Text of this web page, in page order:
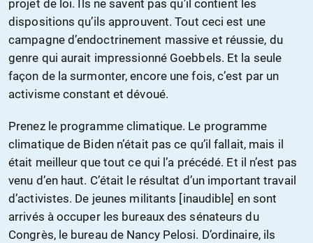
projet de loi. Ils ne savent pas qu’il contient les
dispositions qu’ils approuvent. Tout ceci est une
campagne d’endoctrinement massive et réussie, du
genre qui aurait impressionné Goebbels. Et la seule
façon de la surmonter, encore une fois, c’est par un
activisme constant et dévoué.
Prenez le programme climatique. Le programme
climatique de Biden n’était pas ce qu’il fallait, mais il
était meilleur que tout ce qui l’a précédé. Et il n’est pas
venu d’en haut. C’était le résultat d’un important travail
d’activistes. De jeunes militants [inaudible] en sont
arrivés à occuper les bureaux des sénateurs du
Congrès, le bureau de Nancy Pelosi. D’ordinaire, ils